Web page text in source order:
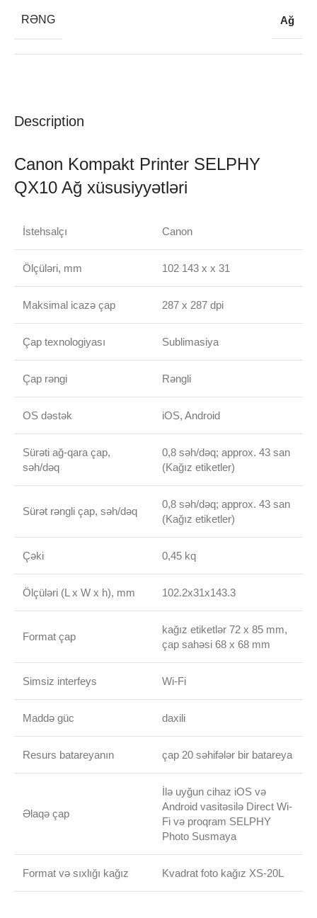
Description
Canon Kompakt Printer SELPHY
QX10 Ağ xüsusiyyətləri
İstehsalçı Canon
Ölçüləri, mm 102 143 x x 31
Maksimal icazə çap 287 x 287 dpi
Çap texnologiyası Sublimasiya
Çap rəngi Rəngli
OS dəstək iOS, Android
Sürəti ağ-qara çap,
səh/dəq
0,8 səh/dəq; approx. 43 san
(Kağız etiketler)
Sürət rəngli çap, səh/dəq
0,8 səh/dəq; approx. 43 san
(Kağız etiketler)
Çəki 0,45 kq
Ölçüləri (L x W x h), mm 102.2x31x143.3
Format çap
kağız etiketlər 72 x 85 mm,
çap sahəsi 68 x 68 mm
Simsiz interfeys Wi-Fi
Maddə güc daxili
Resurs batareyanın çap 20 səhifələr bir batareya
Əlaqə çap
İlə uyğun cihaz iOS və
Android vasitəsilə Direct Wi-
Fi və proqram SELPHY
Photo Susmaya
Format və sıxlığı kağız Kvadrat foto kağız XS-20L
RƏNG Ağ